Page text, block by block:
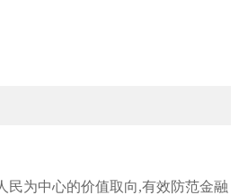
民为中心的价值取向,有效防范金融